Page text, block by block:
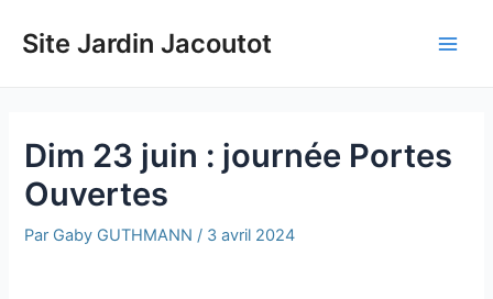
Site Jardin Jacoutot
Dim 23 juin : journée Portes
Ouvertes
Par Gaby GUTHMANN / 3 avril 2024